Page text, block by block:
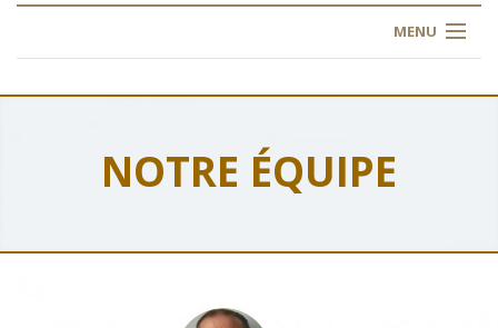
MENU
NOS FORMATIONS
NOTRE ÉQUIPE